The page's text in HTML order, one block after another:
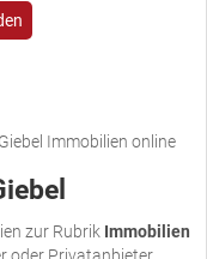
Immobilien online
zur Rubrik Immobilien
oder Privatanbieter